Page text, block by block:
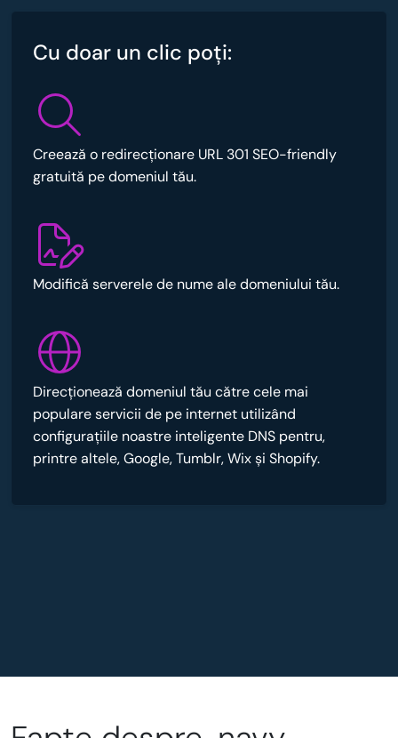
Cu doar un clic poţi:
Creează o redirecționare URL 301 SEO-friendly
gratuită pe domeniul tău.
Modifică serverele de nume ale domeniului tău.
Direcționează domeniul tău către cele mai
populare servicii de pe internet utilizând
configurațiile noastre inteligente DNS pentru,
printre altele, Google, Tumblr, Wix și Shopify.